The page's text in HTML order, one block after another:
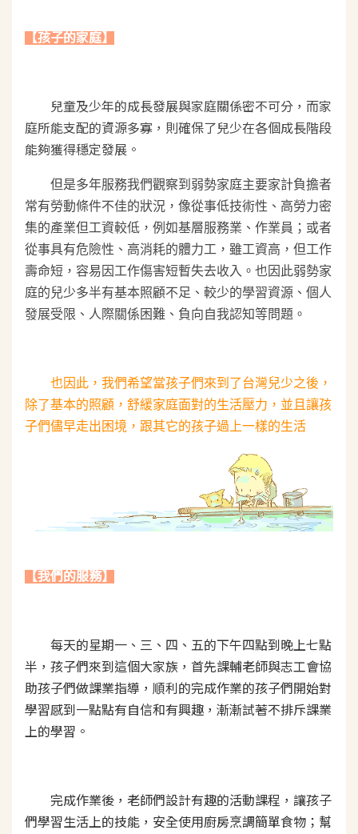
【孩子的家庭】
兒童及少年的成長發展與家庭關係密不可分，而家
庭所能支配的資源多寡，則確保了兒少在各個成長階段
能夠獲得穩定發展。
但是多年服務我們觀察到弱勢家庭主要家計負擔者
常有勞動條件不佳的狀況，像從事低技術性、高勞力密
集的產業但工資較低，例如基層服務業、作業員；或者
從事具有危險性、高消耗的體力工，雖工資高，但工作
壽命短，容易因工作傷害短暫失去收入。也因此弱勢家
庭的兒少多半有基本照顧不足、較少的學習資源、個人
發展受限、人際關係困難、負向自我認知等問題。
也因此，我們希望當孩子們來到了台灣兒少之後，
除了基本的照顧，舒緩家庭面對的生活壓力，並且讓孩
子們儘早走出困境，跟其它的孩子過上一樣的生活
【我們的服務】
每天的星期一、三、四、五的下午四點到晚上七點
半，孩子們來到這個大家族，首先課輔老師與志工會協
助孩子們做課業指導，順利的完成作業的孩子們開始對
學習感到一點點有自信和有興趣，漸漸試著不排斥課業
上的學習。
完成作業後，老師們設計有趣的活動課程，讓孩子
們學習生活上的技能，安全使用廚房烹調簡單食物；幫